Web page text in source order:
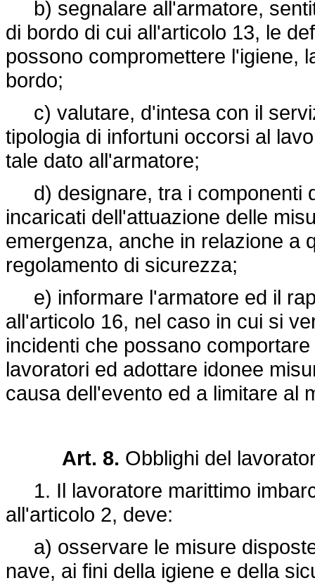
b) segnalare all'armatore,
di bordo di cui all'articolo 13, le
possono compromettere l'igiene,
bordo;
c) valutare, d'intesa con il
tipologia di infortuni occorsi al
tale dato all'armatore;
d) designare, tra i componenti
incaricati dell'attuazione delle
emergenza, anche in relazione a
regolamento di sicurezza;
e) informare l'armatore ed il
all'articolo 16, nel caso in cui si
incidenti che possano
lavoratori ed adottare idonee
causa dell'evento ed a limitare al
Art. 8. Obblighi del
1. Il lavoratore marittimo
all'articolo 2, deve:
a) osservare le misure
nave, ai fini della igiene e della